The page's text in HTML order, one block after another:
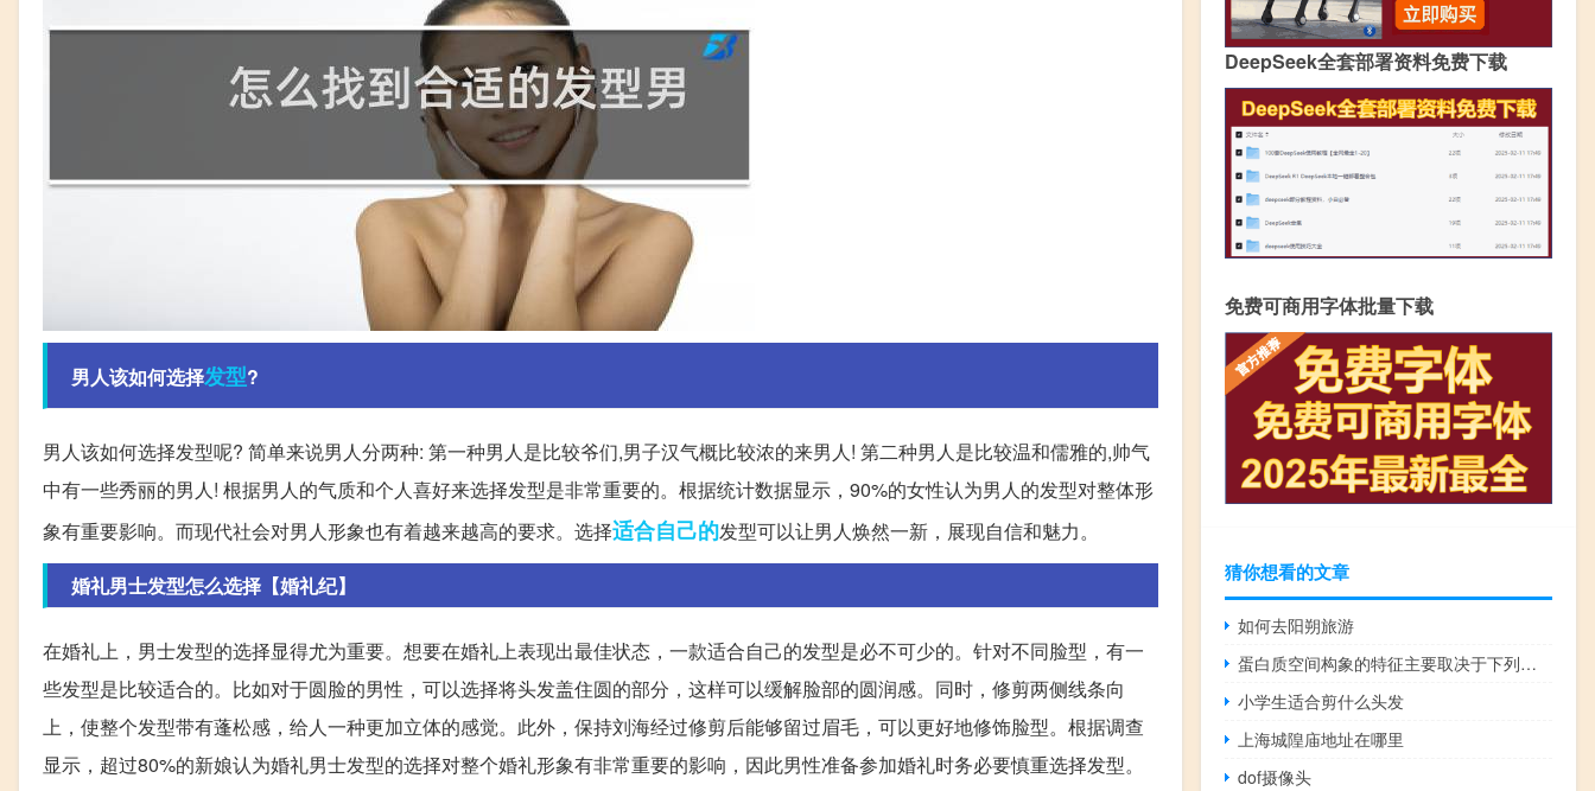
男人该如何选择发型?
男人该如何选择发型呢? 简单来说男人分两种: 第一种男人是比较爷们,男子汉气概比较浓的来男人! 第二种男人是比较温和儒雅的,帅气
中有一些秀丽的男人! 根据男人的气质和个人喜好来选择发型是非常重要的。根据统计数据显示，90%的女性认为男人的发型对整体形
象有重要影响。而现代社会对男人形象也有着越来越高的要求。选择适合自己的发型可以让男人焕然一新，展现自信和魅力。
婚礼男士发型怎么选择【婚礼纪】
在婚礼上，男士发型的选择显得尤为重要。想要在婚礼上表现出最佳状态，一款适合自己的发型是必不可少的。针对不同脸型，有一
些发型是比较适合的。比如对于圆脸的男性，可以选择将头发盖住圆的部分，这样可以缓解脸部的圆润感。同时，修剪两侧线条向
上，使整个发型带有蓬松感，给人一种更加立体的感觉。此外，保持刘海经过修剪后能够留过眉毛，可以更好地修饰脸型。根据调查
显示，超过80%的新娘认为婚礼男士发型的选择对整个婚礼形象有非常重要的影响，因此男性准备参加婚礼时务必要慎重选择发型。
DeepSeek全套部署资料免费下载
免费可商用字体批量下载
猜你想看的文章
如何去阳朔旅游
蛋白质空间构象的特征主要取决于下列哪一项？
小学生适合剪什么头发
上海城隍庙地址在哪里
dof摄像头